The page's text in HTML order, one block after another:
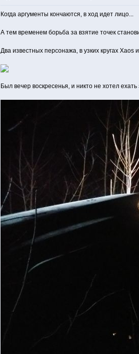
Когда аргументы кончаются, в ход идет лицо...
А тем временем борьба за взятие точек
Два известных персонажа, в узких кругах
Был вечер воскресенья, и никто не хотел ехать